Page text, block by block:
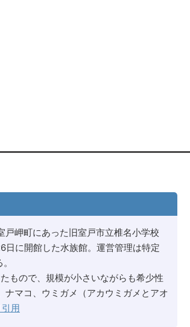
岬町にあった旧室戸市立椎名小学校
日に開館した水族館。運営管理は特定
もので、規模が小さいながらも希少性
マコ、ウミガメ（アカウミガメとアオ
用